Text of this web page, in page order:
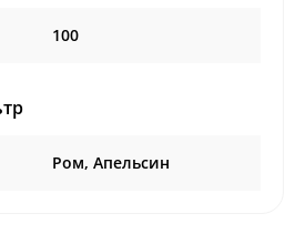
100
Ром, Апельсин